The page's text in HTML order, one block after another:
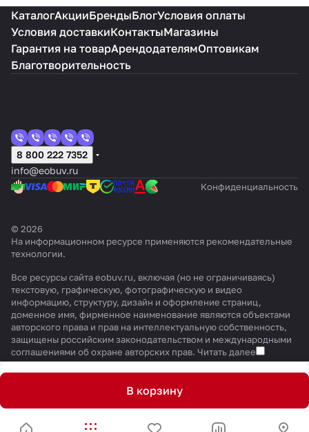
В корзину
КаталогАкцииБрендыБлогУсловия оплаты
Условия доставкиКонтактыМагазины
Гарантия на товарАрендодателямОптовикам
Благотворительность
8 800 222 7352
info@eobuv.ru
Конфиденциальность
© 2026
На информационном ресурсе применяются рекомендательные
технологии.
Все ресурсы сайта eobuv.ru, включая (но не ограничиваясь)
текстовую, графическую, фотографическую и видео
информацию, структуру, дизайн и оформление страниц,
доменное имя, фирменное наименование являются объектами
авторского права и прав на интеллектуальную собственность,
защищены российским законодательством и международными
соглашениями об охране авторских прав. Читать далее